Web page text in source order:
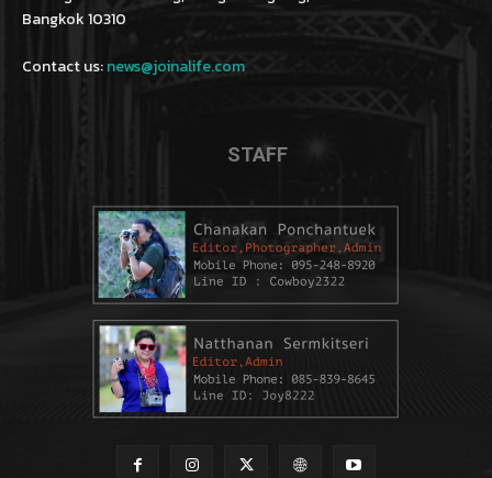
Bangkok 10310
Contact us:news@joinalife.com
STAFF